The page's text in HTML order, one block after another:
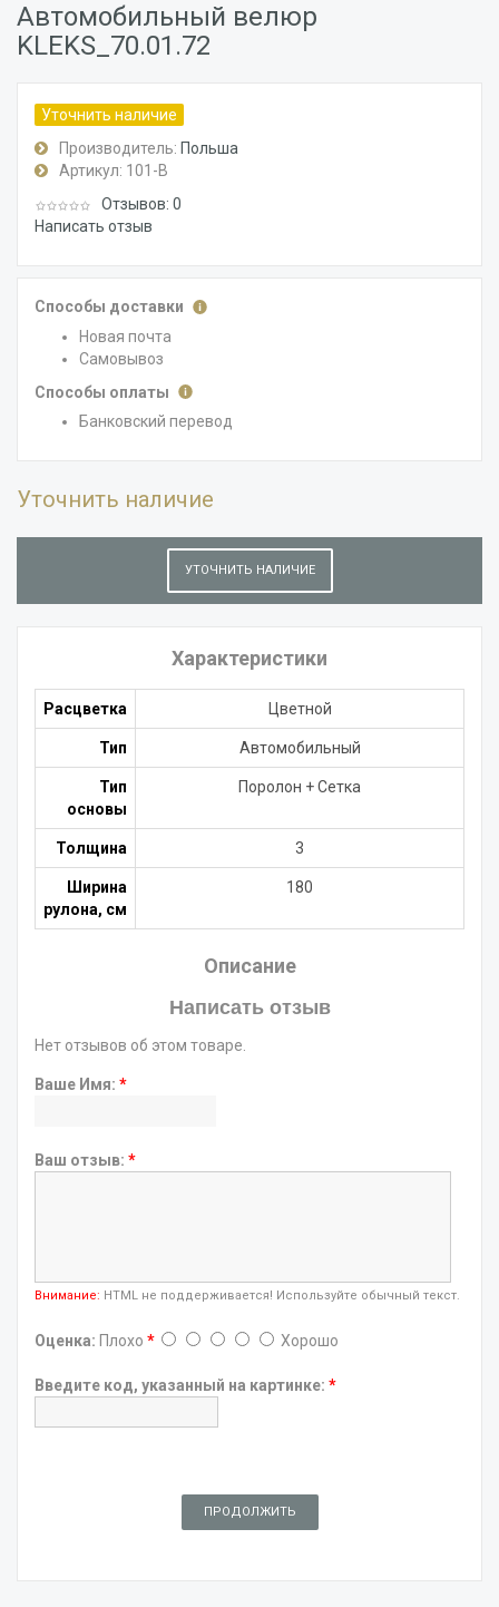
Автомобильный велюр
KLEKS_70.01.72
Уточнить наличие
Производитель: Польша
Артикул: 101-В
Отзывов: 0
Написать отзыв
Способы доставки
Новая почта
Самовывоз
Способы оплаты
Банковский перевод
Уточнить наличие
УТОЧНИТЬ НАЛИЧИЕ
Характеристики
Расцветка Цветной
Тип Автомобильный
Тип
основы
Поролон + Сетка
Толщина 3
Ширина
рулона, см
180
Описание
Написать отзыв
Нет отзывов об этом товаре.
Ваше Имя: *
Ваш отзыв: *
Внимание: HTML не поддерживается! Используйте обычный текст.
Оценка: Плохо * Хорошо
Введите код, указанный на картинке: *
ПРОДОЛЖИТЬ